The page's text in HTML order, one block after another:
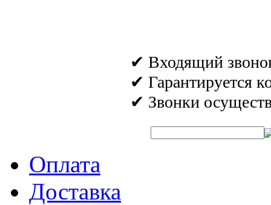
✔ Входящий
✔ Гарантируется
✔ Звонки
Оплата
Доставка